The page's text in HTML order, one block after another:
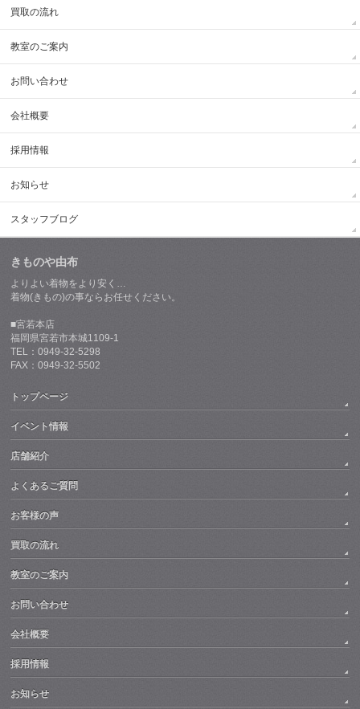
買取の流れ
教室のご案内
お問い合わせ
会社概要
採用情報
お知らせ
スタッフブログ
きものや由布
よりよい着物をより安く…
着物(きもの)の事ならお任せください。
■宮若本店
福岡県宮若市本城1109-1
TEL：0949-32-5298
FAX：0949-32-5502
トップページ
イベント情報
店舗紹介
よくあるご質問
お客様の声
買取の流れ
教室のご案内
お問い合わせ
会社概要
採用情報
お知らせ